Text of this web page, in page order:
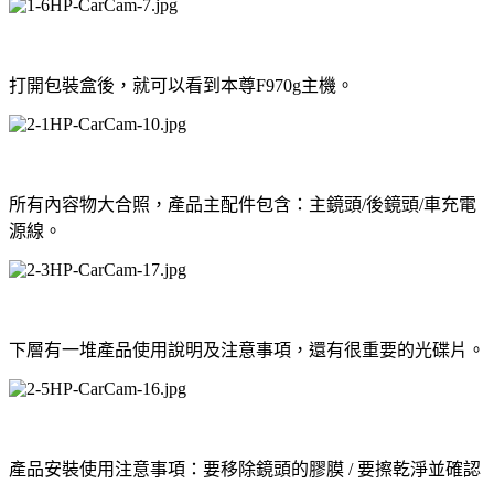
打開包裝盒後，就可以看到本尊F970g主機。
所有內容物大合照，產品主配件包含：主鏡頭/後鏡頭/車充電
源線。
下層有一堆產品使用說明及注意事項，還有很重要的光碟片。
產品安裝使用注意事項：要移除鏡頭的膠膜 / 要擦乾淨並確認